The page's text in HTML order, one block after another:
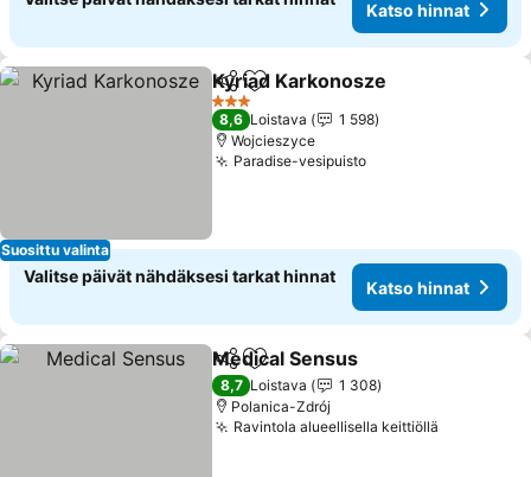
Katso hinnat
Suosittu valinta
Jaa Lisää suosikkeihin
Kyriad Karkonosze
3 Tähtiluokitus
8,6 Loistava
1 598
Wojcieszyce
Paradise-vesipuistoKatso hinnat
Valitse päivät nähdäksesi tarkat hinnat
Katso hinnat
Jaa Lisää suosikkeihin
Medical Sensus
8,7 Loistava
1 308
Polanica-Zdrój
Ravintola alueellisella keittiöllä